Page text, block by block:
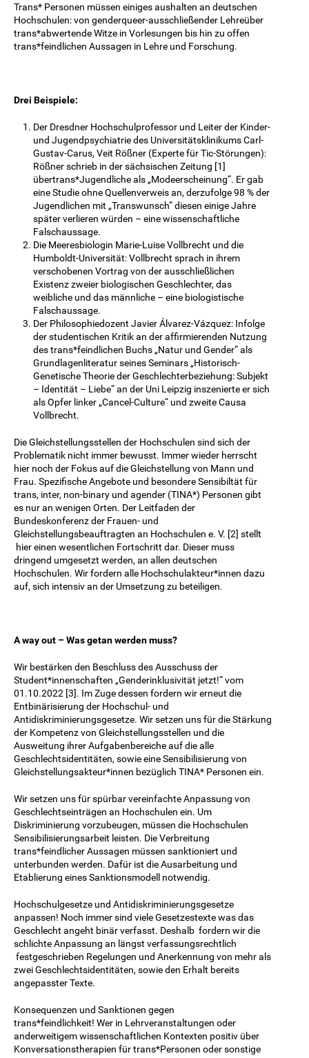
Trans* Personen müssen einiges aushalten an deutschen
Hochschulen: von genderqueer-ausschließender Lehreüber
trans*abwertende Witze in Vorlesungen bis hin zu offen
trans*feindlichen Aussagen in Lehre und Forschung.
Drei Beispiele:
Der Dresdner Hochschulprofessor und Leiter der Kinder-
und Jugendpsychiatrie des Universitätsklinikums Carl-
Gustav-Carus, Veit Rößner (Experte für Tic-Störungen):
Rößner schrieb in der sächsischen Zeitung [1]
übertrans*Jugendliche als „Modeerscheinung“. Er gab
eine Studie ohne Quellenverweis an, derzufolge 98 % der
Jugendlichen mit „Transwunsch“ diesen einige Jahre
später verlieren würden – eine wissenschaftliche
Falschaussage.
Die Meeresbiologin Marie-Luise Vollbrecht und die
Humboldt-Universität: Vollbrecht sprach in ihrem
verschobenen Vortrag von der ausschließlichen
Existenz zweier biologischen Geschlechter, das
weibliche und das männliche – eine biologistische
Falschaussage.
Der Philosophiedozent Javier Álvarez-Vázquez: Infolge
der studentischen Kritik an der affirmierenden Nutzung
des trans*feindlichen Buchs „Natur und Gender“ als
Grundlagenliteratur seines Seminars „Historisch-
Genetische Theorie der Geschlechterbeziehung: Subjekt
– Identität – Liebe“ an der Uni Leipzig inszenierte er sich
als Opfer linker „Cancel-Culture“ und zweite Causa
Vollbrecht.
Die Gleichstellungsstellen der Hochschulen sind sich der
Problematik nicht immer bewusst. Immer wieder herrscht
hier noch der Fokus auf die Gleichstellung von Mann und
Frau. Spezifische Angebote und besondere Sensibiltät für
trans, inter, non-binary und agender (TINA*) Personen gibt
es nur an wenigen Orten. Der Leitfaden der
Bundeskonferenz der Frauen- und
Gleichstellungsbeauftragten an Hochschulen e. V. [2] stellt
hier einen wesentlichen Fortschritt dar. Dieser muss
dringend umgesetzt werden, an allen deutschen
Hochschulen. Wir fordern alle Hochschulakteur*innen dazu
auf, sich intensiv an der Umsetzung zu beteiligen.
A way out – Was getan werden muss?
Wir bestärken den Beschluss des Ausschuss der
Student*innenschaften „Genderinklusivität jetzt!“ vom
01.10.2022 [3]. Im Zuge dessen fordern wir erneut die
Entbinärisierung der Hochschul- und
Antidiskriminierungsgesetze. Wir setzen uns für die Stärkung
der Kompetenz von Gleichstellungsstellen und die
Ausweitung ihrer Aufgabenbereiche auf die alle
Geschlechtsidentitäten, sowie eine Sensibilisierung von
Gleichstellungsakteur*innen bezüglich TINA* Personen ein.
Wir setzen uns für spürbar vereinfachte Anpassung von
Geschlechtseinträgen an Hochschulen ein. Um
Diskriminierung vorzubeugen, müssen die Hochschulen
Sensibilisierungsarbeit leisten. Die Verbreitung
trans*feindlicher Aussagen müssen sanktioniert und
unterbunden werden. Dafür ist die Ausarbeitung und
Etablierung eines Sanktionsmodell notwendig.
Hochschulgesetze und Antidiskriminierungsgesetze
anpassen! Noch immer sind viele Gesetzestexte was das
Geschlecht angeht binär verfasst. Deshalb fordern wir die
schlichte Anpassung an längst verfassungsrechtlich
festgeschrieben Regelungen und Anerkennung von mehr als
zwei Geschlechtsidentitäten, sowie den Erhalt bereits
angepasster Texte.
Konsequenzen und Sanktionen gegen
trans*feindlichkeit! Wer in Lehrveranstaltungen oder
anderweitigem wissenschaftlichen Kontexten positiv über
Konversationstherapien für trans*Personen oder sonstige